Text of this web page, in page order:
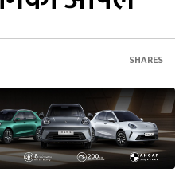
SHARES